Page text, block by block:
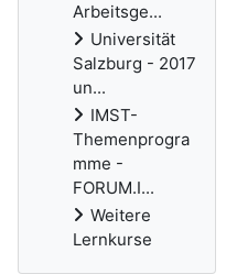
Arbeitsge...
Universität
Salzburg - 2017
un...
IMST-
Themenprogra
mme -
FORUM.I...
Weitere
Lernkurse